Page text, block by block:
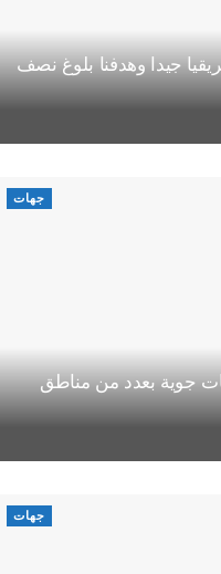
جيدا وهدفنا بلوغ نصف
جهات
جوية بعدد من مناطق
جهات